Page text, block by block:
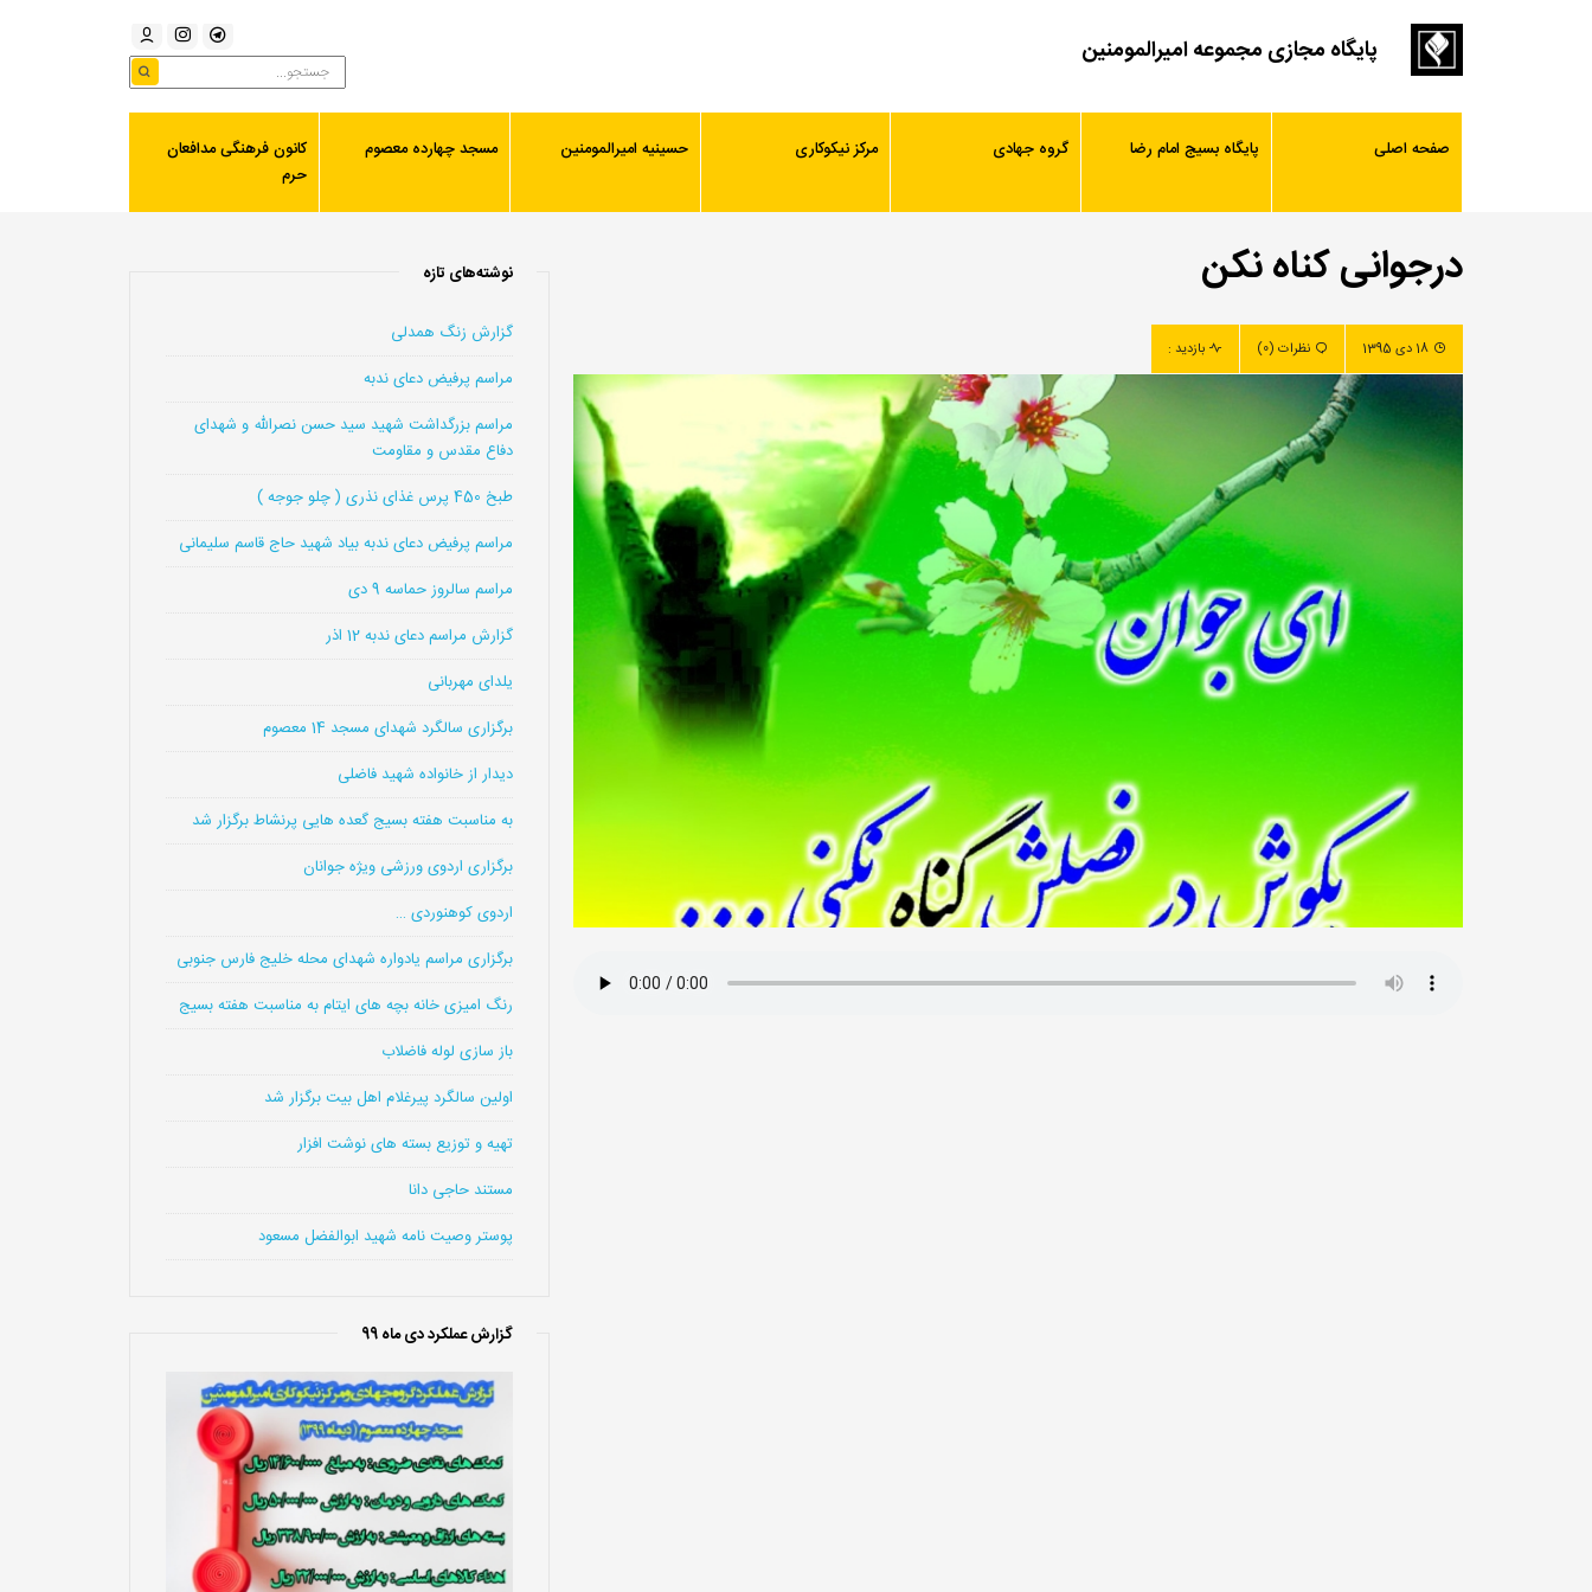
پایگاه مجازی مجموعه امیرالمومنین
صفحه اصلی پایگاه بسیج امام رضا گروه جهادی مرکز نیکوکاری حسینیه امیرالمومنین مسجد چهارده معصوم
کانون فرهنگی مدافعان
حرم
درجوانی کناه نکن
18 دی 1395 نظرات (0) بازدید :
نوشته‌های تازه
گزارش زنگ همدلی
مراسم پرفیض دعای ندبه
مراسم بزرگداشت شهید سید حسن نصرالله و شهدای
دفاع مقدس و مقاومت
طبخ 450 پرس غذای نذری ( چلو جوجه )
مراسم پرفیض دعای ندبه بیاد شهید حاج قاسم سلیمانی
مراسم سالروز حماسه 9 دی
گزارش مراسم دعای ندبه 12 اذر
یلدای مهربانی
برگزاری سالگرد شهدای مسجد 14 معصوم
دیدار از خانواده شهید فاضلی
به مناسبت هفته بسیج گعده هایی پرنشاط برگزار شد
برگزاری اردوی ورزشی ویژه جوانان
اردوی کوهنوردی …
برگزاری مراسم یادواره شهدای محله خلیج فارس جنوبی
رنگ امیزی خانه بچه های ایتام به مناسبت هفته بسیج
باز سازی لوله فاضلاب
اولین سالگرد پیرغلام اهل بیت برگزار شد
تهیه و توزیع بسته های نوشت افزار
مستند حاجی دانا
پوستر وصیت نامه شهید ابوالفضل مسعود
گزارش عملکرد دی ماه 99